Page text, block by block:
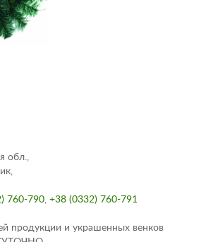
обл.,
760-790, +38 (0332) 760-791
продукции и украшенных венков